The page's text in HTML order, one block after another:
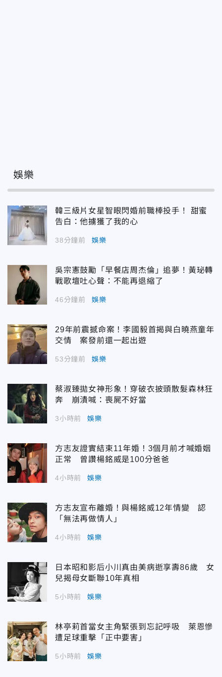
娛樂
韓三級片女星智眼閃婚前職棒投手！ 甜蜜
告白：他擄獲了我的心
38分鐘前 娛樂
吳宗憲鼓勵「早餐店周杰倫」追夢！黃珌轉
戰歌壇吐心聲：不能再退縮了
46分鐘前 娛樂
29年前震撼命案！李國毅首揭與白曉燕童年
交情 案發前還一起出遊
53分鐘前 娛樂
蔡淑臻拋女神形象！穿破衣披頭散髮森林狂
奔 崩潰喊：喪屍不好當
3小時前 娛樂
方志友證實結束11年婚！3個月前才喊婚姻
正常 曾讚楊銘威是100分爸爸
4小時前 娛樂
方志友宣布離婚！與楊銘威12年情變 認
「無法再做情人」
4小時前 娛樂
日本昭和影后小川真由美病逝享壽86歲 女
兒揭母女斷聯10年真相
5小時前 娛樂
林亭莉首當女主角緊張到忘記呼吸 萊恩慘
遭足球重擊「正中要害」
5小時前 娛樂